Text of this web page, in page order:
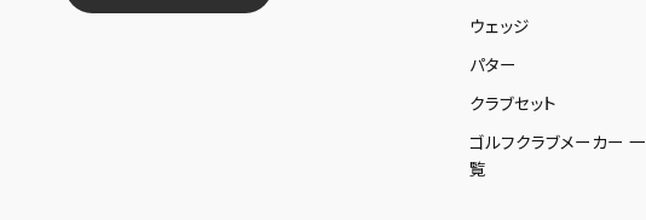
ウェッジ
パター
クラブセット
ゴルフクラブメーカー 一
覧